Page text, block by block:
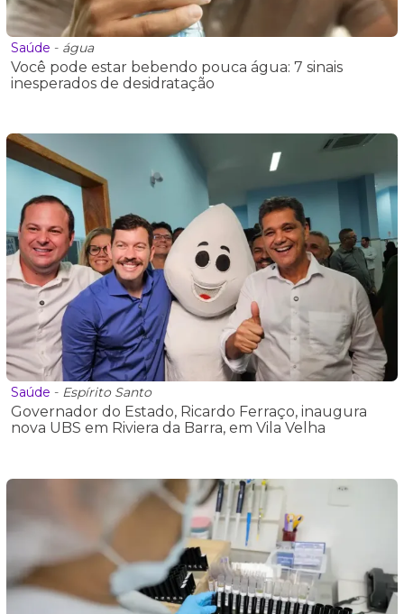
Saúde - água
Você pode estar bebendo pouca água: 7 sinais
inesperados de desidratação
Saúde - Espírito Santo
Governador do Estado, Ricardo Ferraço, inaugura
nova UBS em Riviera da Barra, em Vila Velha